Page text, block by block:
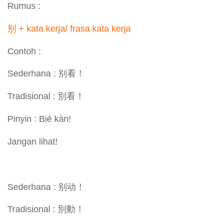
Rumus :
别 + kata kerja/ frasa kata kerja
Contoh :
Sederhana : 别看！
Tradisional : 別看！
Pinyin : Bié kàn!
Jangan lihat!
Sederhana : 别动！
Tradisional : 別動！